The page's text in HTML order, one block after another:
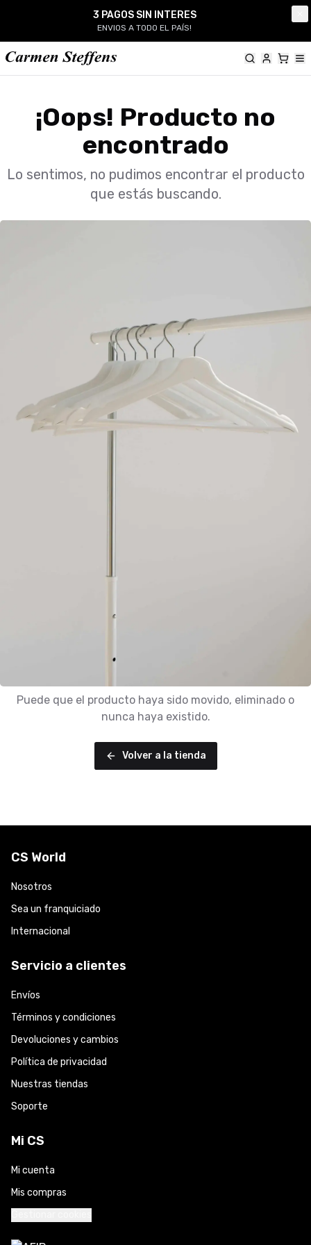
3 PAGOS SIN INTERES
ENVIOS A TODO EL PAÍS!
¡Oops! Producto no
encontrado
Lo sentimos, no pudimos encontrar el producto
que estás buscando.
Puede que el producto haya sido movido, eliminado o
nunca haya existido.
Volver a la tienda
CS World
Nosotros
Sea un franquiciado
Internacional
Servicio a clientes
Envíos
Términos y condiciones
Devoluciones y cambios
Política de privacidad
Nuestras tiendas
Soporte
Mi CS
Mi cuenta
Mis compras